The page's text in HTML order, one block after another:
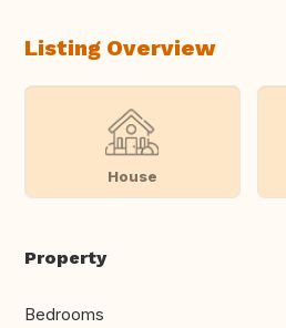
Listing Overview
House
Property
Bedrooms